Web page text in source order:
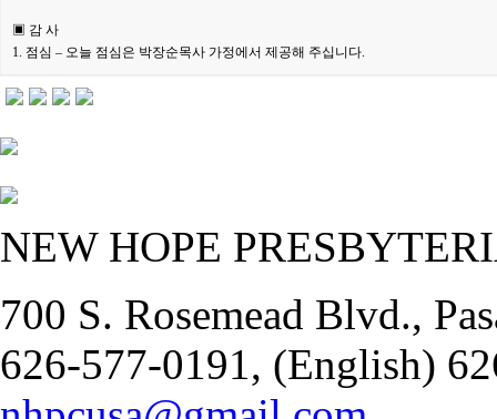
▣ 감 사
1. 점심 – 오늘 점심은 박장순목사 가정에서 제공해 주십니다.
NEW HOPE
700 S. Rosemead Blvd.,
626-577-0191, (English)